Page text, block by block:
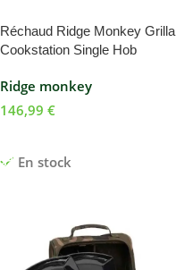
Réchaud Ridge Monkey Grilla
Cookstation Single Hob
Ridge monkey
En stock
146,99 €